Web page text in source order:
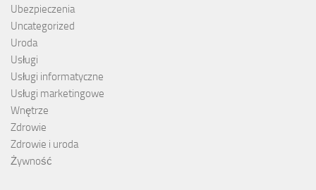
Ubezpieczenia
Uncategorized
Uroda
Usługi
Usługi informatyczne
Usługi marketingowe
Wnętrze
Zdrowie
Zdrowie i uroda
Żywność